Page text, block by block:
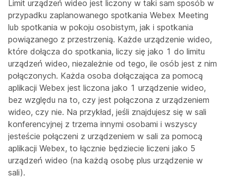
Limit urządzeń wideo jest liczony w taki sam sposób w
przypadku zaplanowanego spotkania Webex Meeting
lub spotkania w pokoju osobistym, jak i spotkania
powiązanego z przestrzenią. Każde urządzenie wideo,
które dołącza do spotkania, liczy się jako 1 do limitu
urządzeń wideo, niezależnie od tego, ile osób jest z nim
połączonych. Każda osoba dołączająca za pomocą
aplikacji Webex jest liczona jako 1 urządzenie wideo,
bez względu na to, czy jest połączona z urządzeniem
wideo, czy nie. Na przykład, jeśli znajdujesz się w sali
konferencyjnej z trzema innymi osobami i wszyscy
jesteście połączeni z urządzeniem w sali za pomocą
aplikacji Webex, to łącznie będziecie liczeni jako 5
urządzeń wideo (na każdą osobę plus urządzenie w
sali).